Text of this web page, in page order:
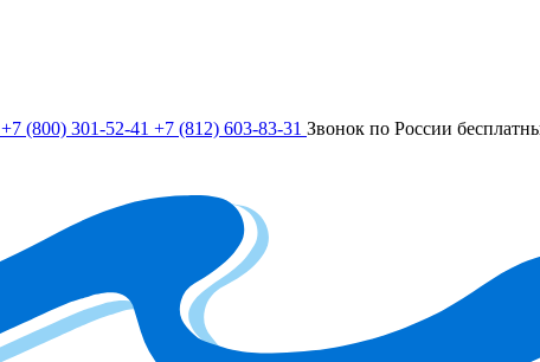
+7 (800) 301-52-41 +7 (812) 603-83-31 Звонок по России